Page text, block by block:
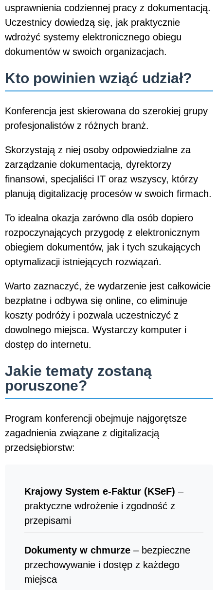
usprawnienia codziennej pracy z dokumentacją.
Uczestnicy dowiedzą się, jak praktycznie
wdrożyć systemy elektronicznego obiegu
dokumentów w swoich organizacjach.
Kto powinien wziąć udział?
Konferencja jest skierowana do szerokiej grupy
profesjonalistów z różnych branż.
Skorzystają z niej osoby odpowiedzialne za
zarządzanie dokumentacją, dyrektorzy
finansowi, specjaliści IT oraz wszyscy, którzy
planują digitalizację procesów w swoich firmach.
To idealna okazja zarówno dla osób dopiero
rozpoczynających przygodę z elektronicznym
obiegiem dokumentów, jak i tych szukających
optymalizacji istniejących rozwiązań.
Warto zaznaczyć, że wydarzenie jest całkowicie
bezpłatne i odbywa się online, co eliminuje
koszty podróży i pozwala uczestniczyć z
dowolnego miejsca. Wystarczy komputer i
dostęp do internetu.
Jakie tematy zostaną
poruszone?
Program konferencji obejmuje najgorętsze
zagadnienia związane z digitalizacją
przedsiębiorstw:
Krajowy System e-Faktur (KSeF) –
praktyczne wdrożenie i zgodność z
przepisami
Dokumenty w chmurze – bezpieczne
przechowywanie i dostęp z każdego
miejsca